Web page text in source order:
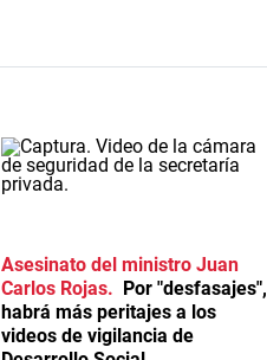
Asesinato del ministro Juan
Carlos Rojas
Por "desfasajes",
habrá más peritajes a los
videos de vigilancia de